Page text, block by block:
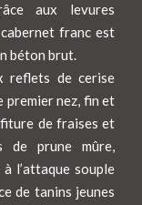
aux levures
franc est
béton brut.
reflets de cerise
premier nez, fin et
de fraises et
de prune mûre,
à l’attaque souple
de tanins jeunes